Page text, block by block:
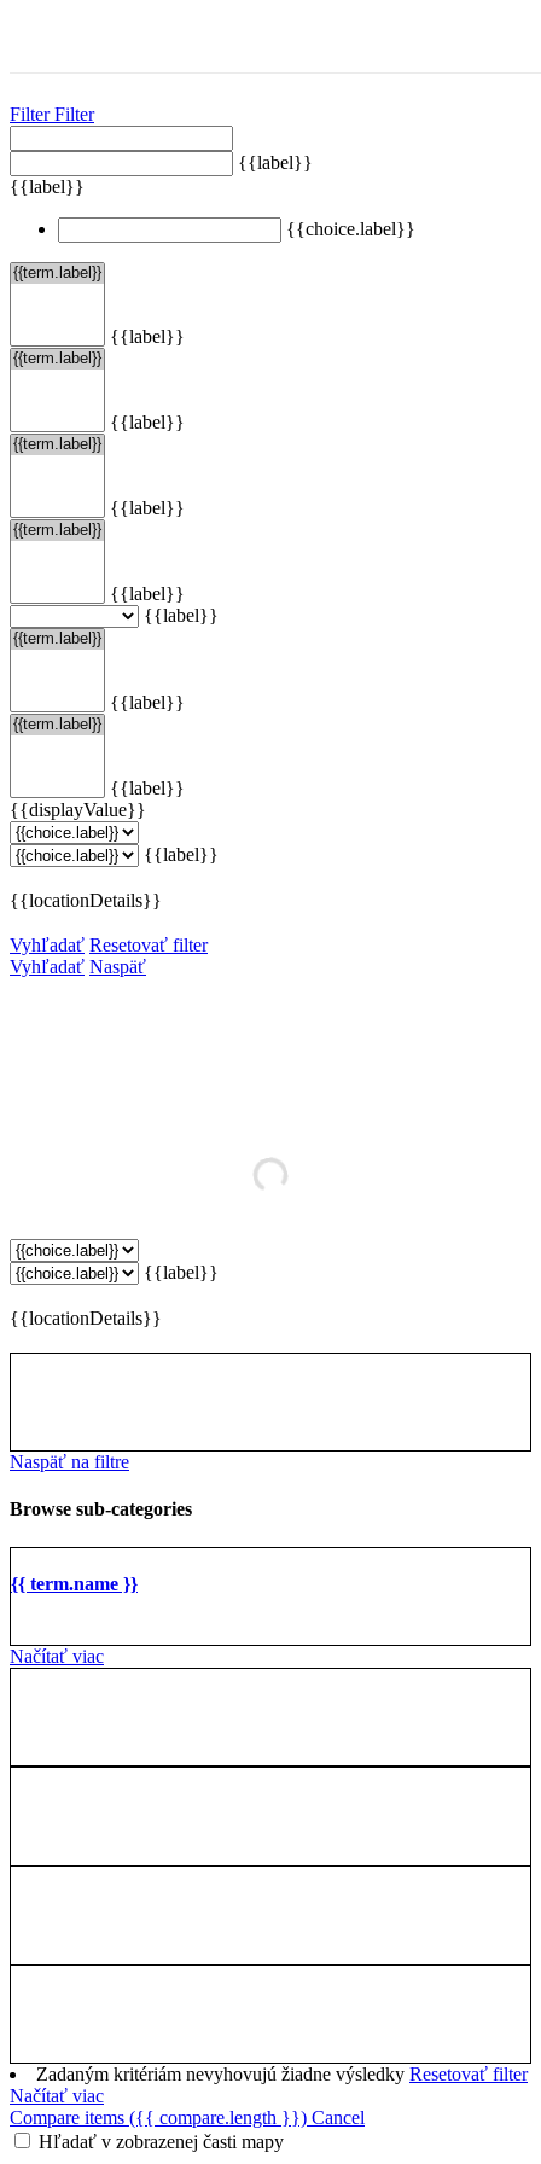
FilterFilter
{{label}}
{{label}}
{{choice.label}}
{{label}}
{{label}}
{{label}}
{{label}}
{{label}}
{{label}}
{{label}}
{{displayValue}}
{{label}}
{{locationDetails}}
Vyhľadať Resetovať filter
Vyhľadať Naspäť
{{label}}
{{locationDetails}}
Naspäť na filtre
Browse sub-categories
{{ term.name }}
Načítať viac
Zadaným kritériám nevyhovujú žiadne výsledky Resetovať filter
Načítať viac
Compare items ({{ compare.length }}) Cancel
Hľadať v zobrazenej časti mapy